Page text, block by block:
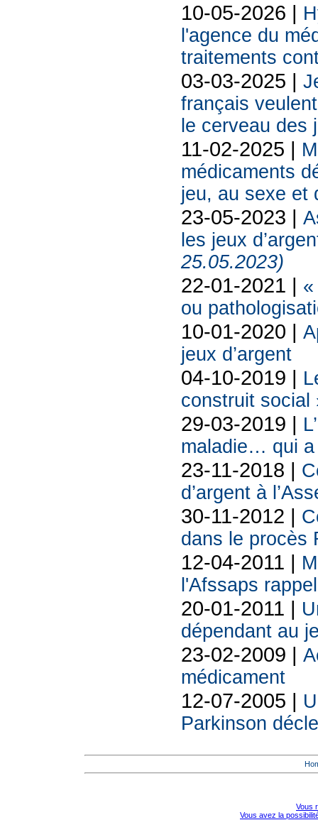
10-05-2026 |
l'agence du
traitements
03-03-2025 |
français
le cerveau des
11-02-2025 |
médicaments
jeu, au sexe et
23-05-2023 |
les jeux
25.05.2023)
22-01-2021 |
ou
10-01-2020 |
jeux d’argent
04-10-2019 |
construit social
29-03-2019 |
maladie… qui a
23-11-2018 |
d’argent à
30-11-2012 |
dans le procès
12-04-2011 |
l'Afssaps
20-01-2011 |
dépendant au
23-02-2009 |
médicament
12-07-2005 |
Parkinson
Vous
Vous avez la